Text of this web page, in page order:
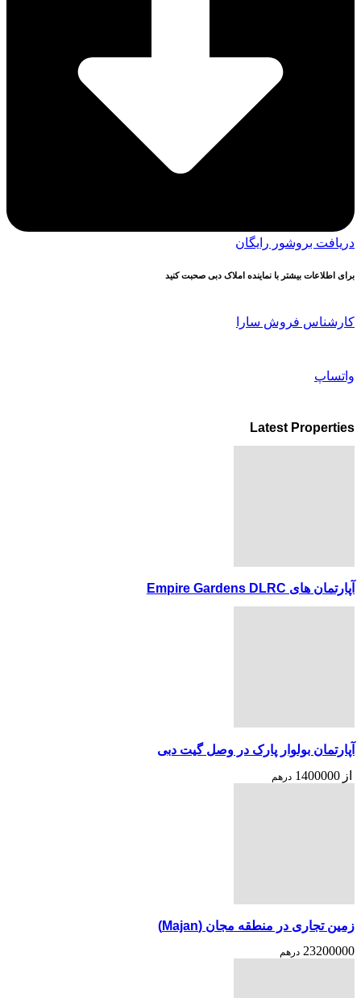
دریافت بروشور رایگان
برای اطلاعات بیشتر با نماینده املاک دبی صحبت کنید
کارشناس فروش سارا
واتساپ
Latest Properties
آپارتمان های Empire Gardens DLRC
آپارتمان بولوار پارک در وصل گیت دبی
از 1400000 درهم
زمین تجاری در منطقه مجان (Majan)
23200000 درهم